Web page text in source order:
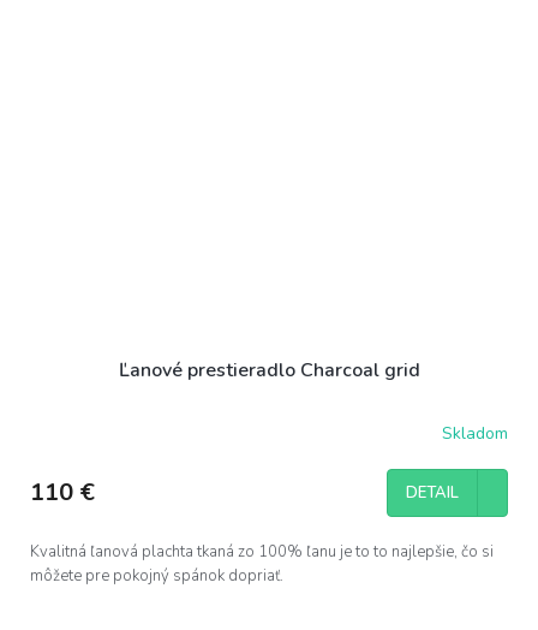
Ľanové prestieradlo Charcoal grid
Skladom
110 € DETAIL
Kvalitná ľanová plachta tkaná zo 100% ľanu je to to najlepšie, čo si
môžete pre pokojný spánok dopriať.